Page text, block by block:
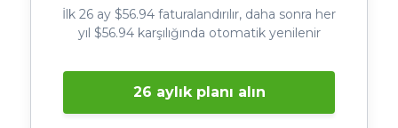
İlk 26 ay $56.94 faturalandırılır, daha sonra her
yıl $56.94 karşılığında otomatik yenilenir
26 aylık planı alın